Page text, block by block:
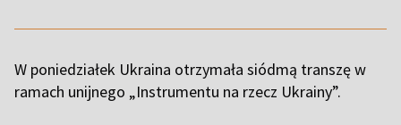
W poniedziałek Ukraina otrzymała siódmą transzę w
ramach unijnego „Instrumentu na rzecz Ukrainy”.